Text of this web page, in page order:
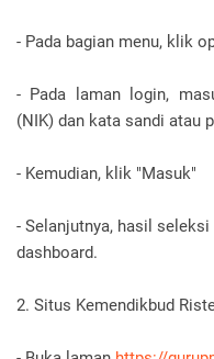
- Pada bagian menu, klik
- Pada laman login,
(NIK) dan kata sandi atau
- Kemudian, klik "Masuk"
- Selanjutnya, hasil
dashboard.
2. Situs Kemendikbud